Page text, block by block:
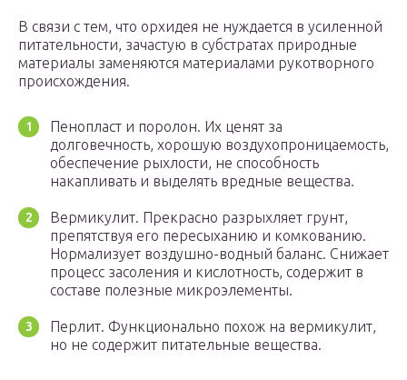
В связи с тем, что орхидея не нуждается в усиленной
питательности, зачастую в субстратах природные
материалы заменяются материалами рукотворного
происхождения.
Пенопласт и поролон. Их ценят за
долговечность, хорошую воздухопроницаемость,
обеспечение рыхлости, не способность
накапливать и выделять вредные вещества.
Вермикулит. Прекрасно разрыхляет грунт,
препятствуя его пересыханию и комкованию.
Нормализует воздушно-водный баланс. Снижает
процесс засоления и кислотность, содержит в
составе полезные микроэлементы.
Перлит. Функционально похож на вермикулит,
но не содержит питательные вещества.